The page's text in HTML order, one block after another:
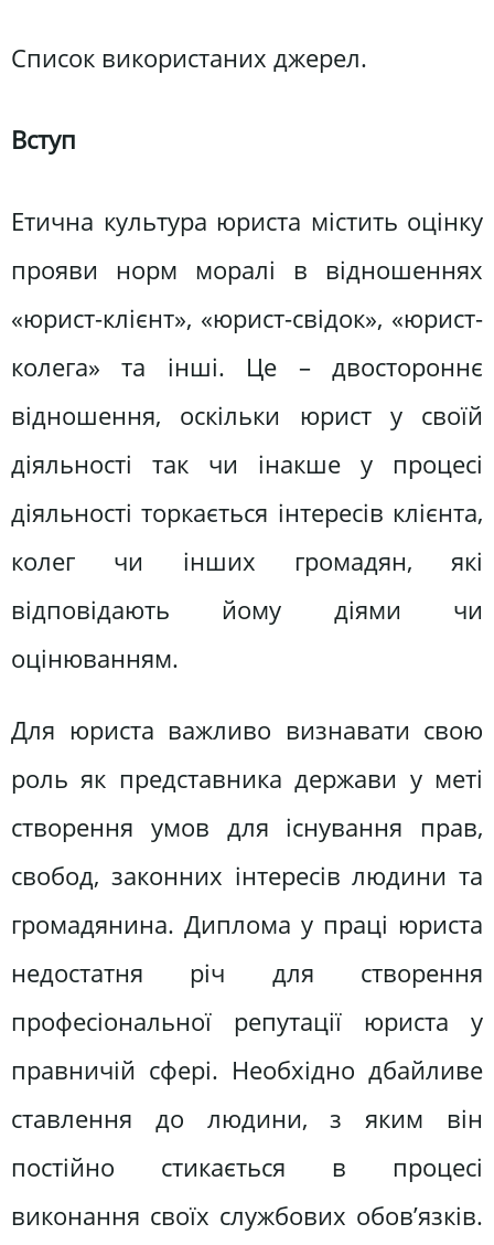
Список використаних джерел.
Вступ
Етична культура юриста містить оцінку
прояви норм моралі в відношеннях
«юрист-клієнт», «юрист-свідок», «юрист-
колега» та інші. Це – двостороннє
відношення, оскільки юрист у своїй
діяльності так чи інакше у процесі
діяльності торкається інтересів клієнта,
колег чи інших громадян, які
відповідають йому діями чи
оцінюванням.
Для юриста важливо визнавати свою
роль як представника держави у меті
створення умов для існування прав,
свобод, законних інтересів людини та
громадянина. Диплома у праці юриста
недостатня річ для створення
професіональної репутації юриста у
правничій сфері. Необхідно дбайливе
ставлення до людини, з яким він
постійно стикається в процесі
виконання своїх службових обов’язків.